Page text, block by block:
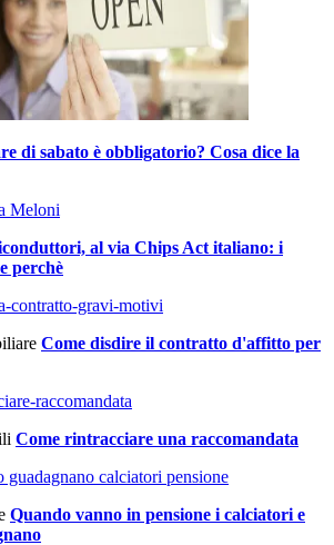
di sabato è obbligatorio? Cosa dice la
al via Chips Act italiano: i
perchè
Come disdire il contratto d'affitto per
Come rintracciare una raccomandata
Quando vanno in pensione i calciatori e